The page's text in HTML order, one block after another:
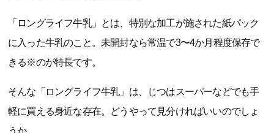
「ロングライフ牛乳」とは、特別な加工が施された紙パック
に入った牛乳のこと。未開封なら常温で3〜4か月程度保存で
きる※のが特長です。
そんな「ロングライフ牛乳」は、じつはスーパーなどでも手
軽に買える身近な存在。どうやって見分ければいいのでしょ